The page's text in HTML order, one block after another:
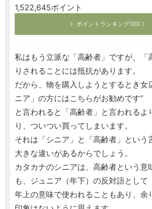
1,522,645ポイント
ポイントランキング100！
私はもう立派な「高齢者」ですが、「
りされることには抵抗があります。
だから、物を購入しようとするとき女
ニア」の方にはこちらがお勧めです”
と言われると「高齢者」と言われるよ
り、ついつい買ってしまいます。
それは「シニア」と「高齢者」という
大きな違いがあるからでしょう。
カタカナのシニアは、高齢者という意
も、ジュニア（年下）の反対語として
年上の意味で使われることもあり、余